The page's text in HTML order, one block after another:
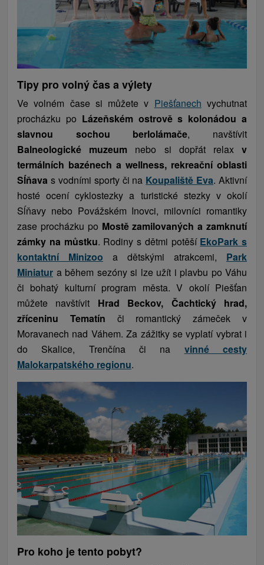
Tipy pro volný čas a výlety
Ve volném čase si můžete v Piešťanech vychutnat
procházku po Lázeňském ostrově s kolonádou a
slavnou sochou berlolámače, navštívit
Balneologické muzeum nebo si dopřát relaxv
termálních bazénech a wellness, rekreační oblasti
Sĺňava s vodními sporty či na Koupaliště Eva. Aktivní
hosté ocení cyklostezky a turistické stezky v okolí
Sĺňavy nebo Povážském Inovci, milovníci romantiky
zase procházku po Mostě zamilovaných a zamknutí
zámky na můstku. Rodiny s dětmi potěší EkoPark s
kontaktní Minizoo a dětskými atrakcemi, Park
Miniatur a během sezóny si lze užít i plavbu po Váhu
či bohatý kulturní program města. V okolí Piešťan
můžete navštívit Hrad Beckov, Čachtický hrad,
zříceninu Tematín či romantický zámeček v
Moravanech nad Váhem. Za zážitky se vyplatí vybrat i
do Skalice, Trenčína či na vinné cesty
Malokarpatského regionu.
Pro koho je tento pobyt?